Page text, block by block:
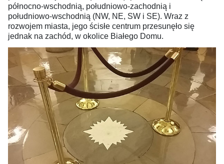
północno-wschodnią, południowo-zachodnią i
południowo-wschodnią (NW, NE, SW i SE). Wraz z
rozwojem miasta, jego ścisłe centrum przesunęło się
jednak na zachód, w okolice Białego Domu.